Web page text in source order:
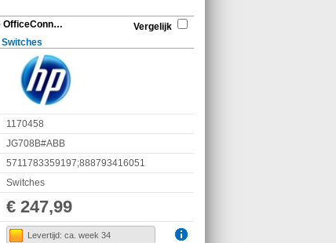
Hewlett Packard Enterprise OfficeConnect 1420 24G
Vergelijk
Switches
1170458
JG708B#ABB
5711783359197;888793416051
Switches
€ 247,99
Levertijd: ca. week 34